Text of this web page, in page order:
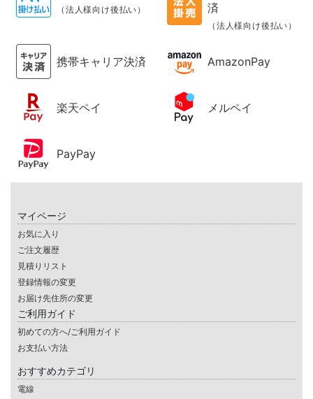
（法人様向け後払い）
済
（法人様向け後払い）
携帯キャリア決済 AmazonPay
楽天ペイ メルペイ
PayPay
マイページ
お気に入り
ご注文履歴
見積りリスト
登録情報の変更
お届け先住所の変更
ご利用ガイド
初めての方へ/ご利用ガイド
お支払い方法
おすすめカテゴリ
電線